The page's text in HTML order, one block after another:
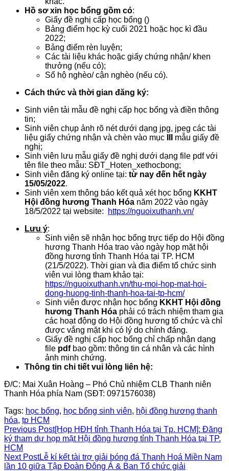
Hồ sơ xin học bổng gồm có:
Giấy đề nghị cấp học bổng ()
Bảng điểm học kỳ cuối 2021 hoặc học kì đầu
2022;
Bảng điểm rèn luyện;
Các tài liệu khác hoặc giấy chứng nhận/ khen
thưởng (nếu có);
Sổ hộ nghèo/ cận nghèo (nếu có).
Cách thức và thời gian đăng ký:
Sinh viên tải mẫu đề nghị cấp học bổng và điền thông
tin;
Sinh viên chụp ảnh rõ nét dưới dạng jpg, jpeg các tài
liệu giấy chứng nhận và chèn vào mục
mẫu giấy đề
nghị;
Sinh viên lưu mẫu giấy đề nghị dưới dạng file pdf với
tên file theo mẫu: SĐT_Hoten_xethocbong;
Sinh viên đăng ký online tại: từ nay đến hết ngày
15/05/2022.
Sinh viên xem thông báo kết quả xét học bổng KKHT
Hội đồng hương Thanh Hóa năm 2022 vào ngày
18/5/2022 tại website:
https://nguoixuthanh.vn/
Lưu ý:
Sinh viên sẽ nhận học bổng trực tiếp do Hội đồng
hương Thanh Hóa trao vào ngày họp mặt hội
đồng hương tỉnh Thanh Hóa tại TP. HCM
(21/5/2022). Thời gian và địa điểm tổ chức sinh
viên vui lòng tham khảo tại:
https://nguoixuthanh.vn/thu-moi-hop-mat-hoi-
dong-huong-tinh-thanh-hoa-tai-tp-hcm/
Sinh viên được nhận học bổng KKHT Hội đồng
hương Thanh Hóa phải có trách nhiệm tham gia
các hoạt động do Hội đồng hương tổ chức và chỉ
được vắng mặt khi có lý do chính đáng.
Giấy đề nghị cấp học bổng chỉ chấp nhận dạng
file pdfbao gồm: thông tin cá nhân và các hình
ảnh minh chứng.
Thông tin chi tiết vui lòng liên hệ:
Đ/C: Mai Xuân Hoàng – Phó Chủ nhiệm CLB Thanh niên
Thanh Hóa phía Nam (SĐT: 0971576038)
Tags: học bổng, học bổng sinh viên, hội đồng hương thanh
hóa, tp HCM
Read
more
articles
Previous Post[Họp HĐH tỉnh Thanh Hóa tại Tp. HCM]: Đăng
ký tham dự họp mặt Hội đồng hương tỉnh Thanh Hóa tại TP.
HCM
Next PostLễ kí kết tài trợ giải bóng đá Thanh Hoá Miền Nam
lần 10 giữa Tập Đoàn Đông Á & Ban Tổ chức giải